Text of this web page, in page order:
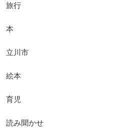
旅行
本
立川市
絵本
育児
読み聞かせ